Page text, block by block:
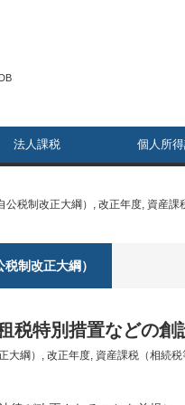
法人課税 個人所
税制改正大綱） , 改正年度, 資産課
制改正大綱）
税特別措置などの創
大綱） , 改正年度, 資産課税（相続税